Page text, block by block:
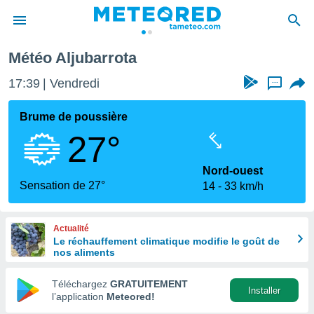
de
en
Météo Aljubarrota
17:39 Vendredi ...
Brume de poussière
27°
Sensation de 27°
Nord-ouest
14
33 km/h
Actualité
Le réchauffement climatique modifie le goût de
nos aliments
Téléchargez GRATUITEMENT
l’application Meteored!
Installer